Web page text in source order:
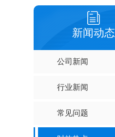
新闻动态
公司新闻
行业新闻
常见问题